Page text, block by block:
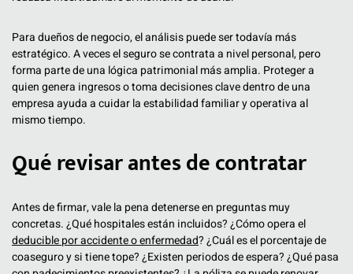
Para dueños de negocio, el análisis puede ser todavía más
estratégico. A veces el seguro se contrata a nivel personal, pero
forma parte de una lógica patrimonial más amplia. Proteger a
quien genera ingresos o toma decisiones clave dentro de una
empresa ayuda a cuidar la estabilidad familiar y operativa al
mismo tiempo.
Qué revisar antes de contratar
Antes de firmar, vale la pena detenerse en preguntas muy
concretas. ¿Qué hospitales están incluidos? ¿Cómo opera el
deducible por accidente o enfermedad? ¿Cuál es el porcentaje de
coaseguro y si tiene tope? ¿Existen periodos de espera? ¿Qué pasa